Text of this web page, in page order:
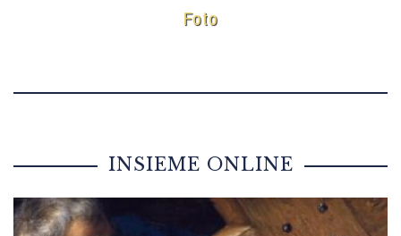
Foto
INSIEME ONLINE